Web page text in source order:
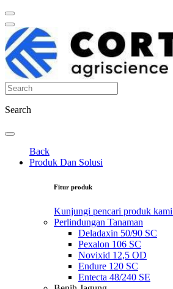
Search
Back
Produk Dan Solusi
Fitur produk
Kunjungi pencari produk
Perlindungan Tanaman
Deladaxin 50/90 SC
Pexalon 106 SC
Novixid 12,5 OD
Endure 120 SC
Entecta 48/240 SE